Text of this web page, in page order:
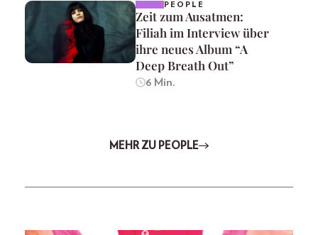
PEOPLE
Zeit zum Ausatmen:
Filiah im Interview über
ihre neues Album “A
Deep Breath Out”
6 Min.
MEHR ZU PEOPLE